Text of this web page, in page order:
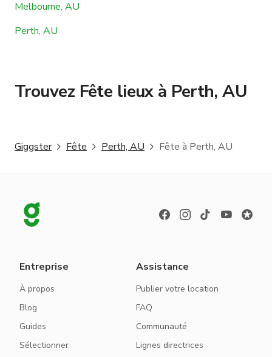
Melbourne, AU
Perth, AU
Trouvez Fête lieux à Perth, AU
Giggster Fête Perth, AU Fête à Perth, AU
Entreprise
À propos
Blog
Guides
Sélectionner
Assistance
Publier votre location
FAQ
Communauté
Lignes directrices